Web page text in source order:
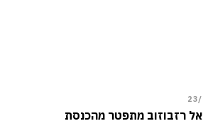
רזבוזוב מתפטר מהכנסת